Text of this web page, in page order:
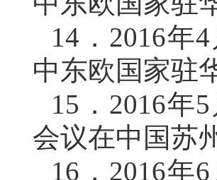
14． 2016年
中东欧国家驻
15． 2016年
会议在中国苏
16． 2016年